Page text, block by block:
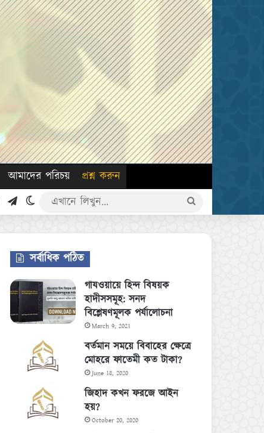
আমাদের পরিচয় প্রশ্ন করুন
YouTubeTelegramSwitch skin
সর্বাধিক পঠিত
গাযওয়ায়ে হিন্দ বিষয়ক
হাদীসসমূহ: সনদ
বিশ্লেষণমূলক পর্যালোচনা
March 9, 2021
বর্তমান সময়ে বিবাহের ক্ষেত্রে
মোহরে ফাতেমী কত টাকা?
June 18, 2020
জিহাদ কখন ফরজে আইন
হয়?
October 20, 2020